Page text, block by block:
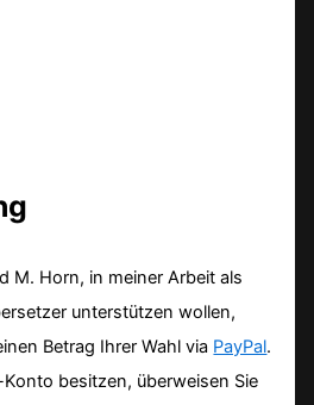
M. Horn, in meiner Arbeit als
unterstützen wollen,
Betrag Ihrer Wahl via PayPal.
Konto besitzen, überweisen Sie